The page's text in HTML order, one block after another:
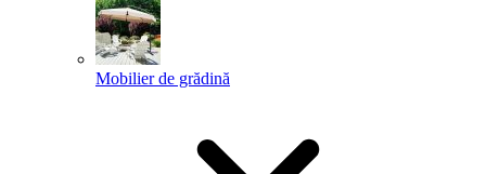
Mobilier de grădină